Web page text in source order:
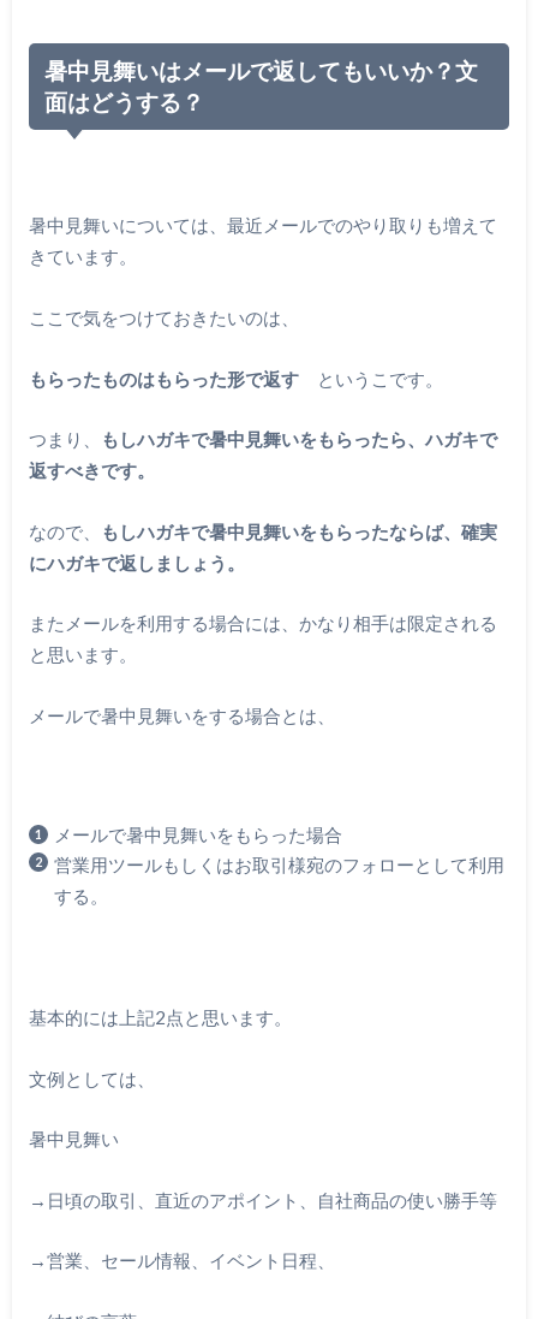
暑中見舞いはメールで返してもいいか？文
面はどうする？
暑中見舞いについては、最近メールでのやり取りも増えて
きています。
ここで気をつけておきたいのは、
もらったものはもらった形で返す というこです。
つまり、
もしハガキで暑中見舞いをもらったら、ハガキで
返すべきです。
なので、
もしハガキで暑中見舞いをもらったならば、確実
にハガキで返しましょう。
またメールを利用する場合には、かなり相手は限定される
と思います。
メールで暑中見舞いをする場合とは、
メールで暑中見舞いをもらった場合
営業用ツールもしくはお取引様宛のフォローとして利用
する。
基本的には上記2点と思います。
文例としては、
暑中見舞い
→日頃の取引、直近のアポイント、自社商品の使い勝手等
→営業、セール情報、イベント日程、